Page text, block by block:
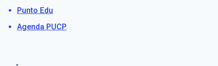
Punto Edu
Agenda PUCP